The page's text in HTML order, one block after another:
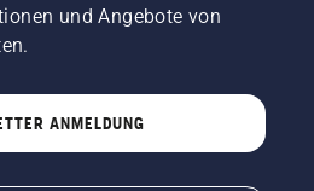
und Angebote von
ANMELDUNG